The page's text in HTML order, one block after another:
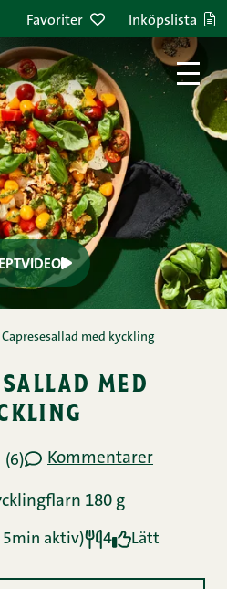
Favoriter Inköpslista
Capresesallad med kyckling
med
(6) Kommentarer
180 g
5min aktiv) 4 Lätt